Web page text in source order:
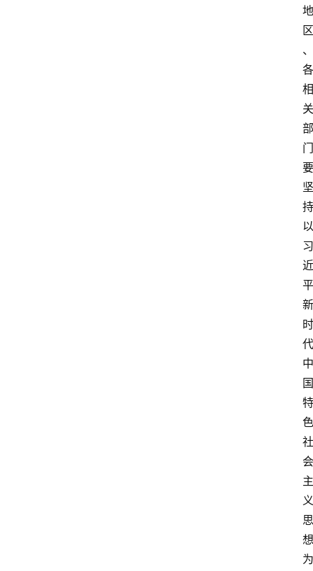
地
区
、
各
相
关
部
门
要
坚
持
以
习
近
平
新
时
代
中
国
特
色
社
会
主
义
思
想
为